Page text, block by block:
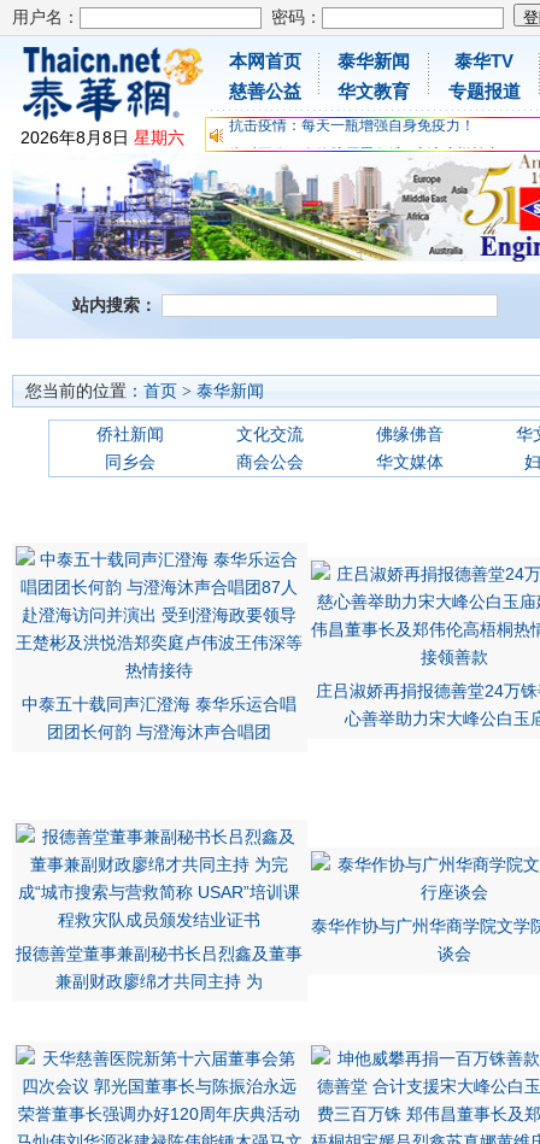
用户名： 密码：
2026年8月8日 星期六
本网首页
慈善公益
泰华新闻
华文教育
泰华TV
专题报道
为时不晚，人体胶原蛋白维C应该这样补充
关爱儿童健康，免费领取日本原装尤妮佳超立体
抗击疫情：每天一瓶增强自身免疫力！
为时不晚，人体胶原蛋白维C应该这样补充
关爱儿童健康，免费领取日本原装尤妮佳超立体
抗击疫情：每天一瓶增强自身免疫力！
站内搜索：
您当前的位置： 首页 > 泰华新闻
侨社新闻 文化交流 佛缘佛音
华
同乡会
商会公会 华文媒体
中泰五十载同声汇澄海 泰华乐运合唱
团团长何韵 与澄海沐声合唱团
庄吕淑娇再捐报德善堂24万
心善举助力宋大峰公白玉
报德善堂董事兼副秘书长吕烈鑫及董事
兼副财政廖绵才共同主持 为
泰华作协与广州华商学院文学
谈会